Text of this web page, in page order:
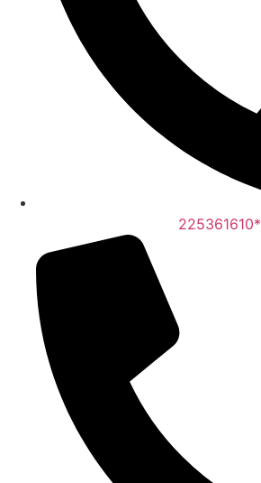
225361610*